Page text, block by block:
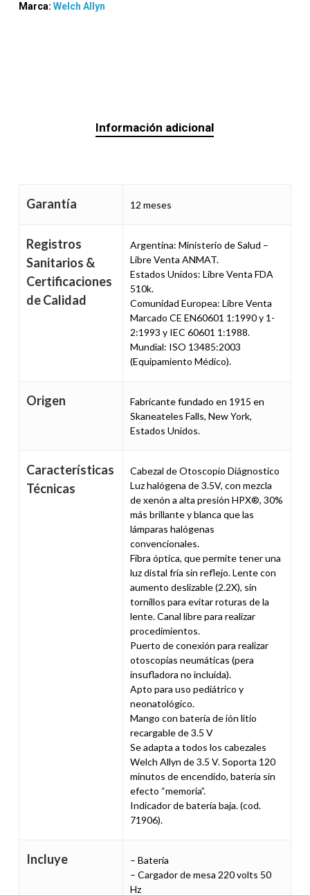
Marca: Welch Allyn
Información adicional
Garantía 12 meses
Registros
Sanitarios &
Certificaciones
de Calidad
Argentina: Ministerio de Salud –
Libre Venta ANMAT.
Estados Unidos: Libre Venta FDA
510k.
Comunidad Europea: Libre Venta
Marcado CE EN60601 1:1990 y 1-
2:1993 y IEC 60601 1:1988.
Mundial: ISO 13485:2003
(Equipamiento Médico).
Origen
Fabricante fundado en 1915 en
Skaneateles Falls, New York,
Estados Unidos.
Características
Técnicas
Cabezal de Otoscopio Diágnostico
Luz halógena de 3.5V, con mezcla
de xenón a alta presión HPX®, 30%
más brillante y blanca que las
lámparas halógenas
convencionales.
Fibra óptica, que permite tener una
luz distal fría sin reflejo. Lente con
aumento deslizable (2.2X), sin
tornillos para evitar roturas de la
lente. Canal libre para realizar
procedimientos.
Puerto de conexión para realizar
otoscopías neumáticas (pera
insufladora no incluida).
Apto para uso pediátrico y
neonatológico.
Mango con batería de ión litio
recargable de 3.5 V
Se adapta a todos los cabezales
Welch Allyn de 3.5 V. Soporta 120
minutos de encendido, batería sin
efecto “memoria”.
Indicador de batería baja. (cod.
71906).
Incluye
– Batería
– Cargador de mesa 220 volts 50
Hz